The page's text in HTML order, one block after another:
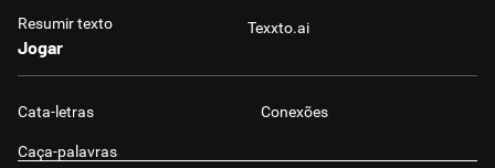
Resumir texto Texxto.ai
Jogar
Cata-letras Conexões
Caça-palavras